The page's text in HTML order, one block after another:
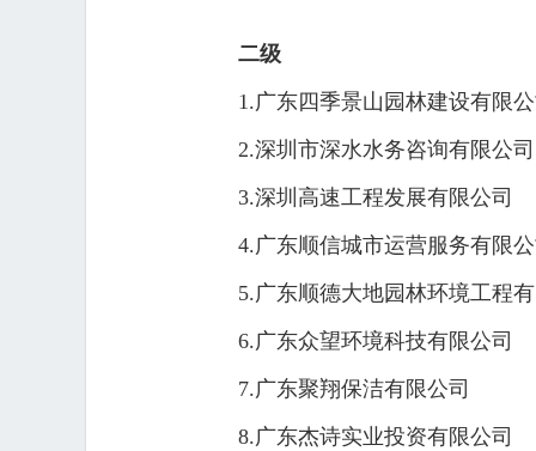
二级
1.广东四季景山园林建设有限
2.深圳市深水水务咨询有限公司
3.深圳高速工程发展有限公司
4.广东顺信城市运营服务有限
5.广东顺德大地园林环境工程
6.广东众望环境科技有限公司
7.广东聚翔保洁有限公司
8.广东杰诗实业投资有限公司